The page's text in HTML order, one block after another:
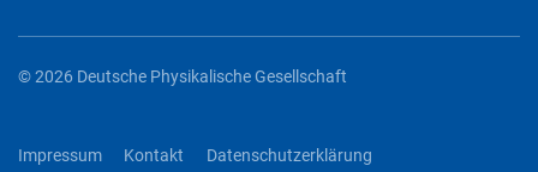
© 2026 Deutsche Physikalische Gesellschaft
Impressum Kontakt Datenschutzerklärung